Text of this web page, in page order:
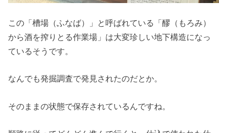
この「槽場（ふなば）」と呼ばれている「醪（もろみ）
から酒を搾りとる作業場」は大変珍しい地下構造になっ
ているそうです。
なんでも発掘調査で発見されたのだとか。
そのままの状態で保存されているんですね。